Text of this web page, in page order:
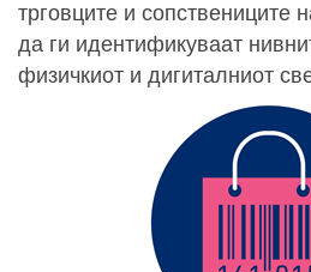
трговците и сопствениците
да ги идентификуваат
физичкиот и дигиталниот